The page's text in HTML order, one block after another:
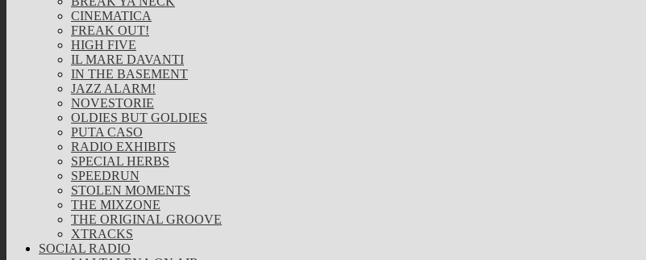
CINEMATICA
FREAK OUT!
HIGH FIVE
IL MARE DAVANTI
IN THE BASEMENT
JAZZ ALARM!
NOVESTORIE
OLDIES BUT GOLDIES
PUTA CASO
RADIO EXHIBITS
SPECIAL HERBS
SPEEDRUN
STOLEN MOMENTS
THE MIXZONE
THE ORIGINAL GROOVE
XTRACKS
SOCIAL RADIO